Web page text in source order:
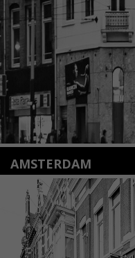
Lees meer
AMSTERDAM
Amstelveenseweg 135
1075 VX Amsterdam
+31 (0)20 2332546
info@kunsthuisamsterdam.nl